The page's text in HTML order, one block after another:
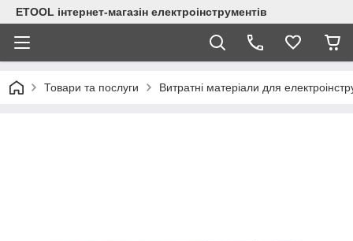
ETOOL інтернет-магазін електроінструментів
Товари та послуги Витратні матеріали для